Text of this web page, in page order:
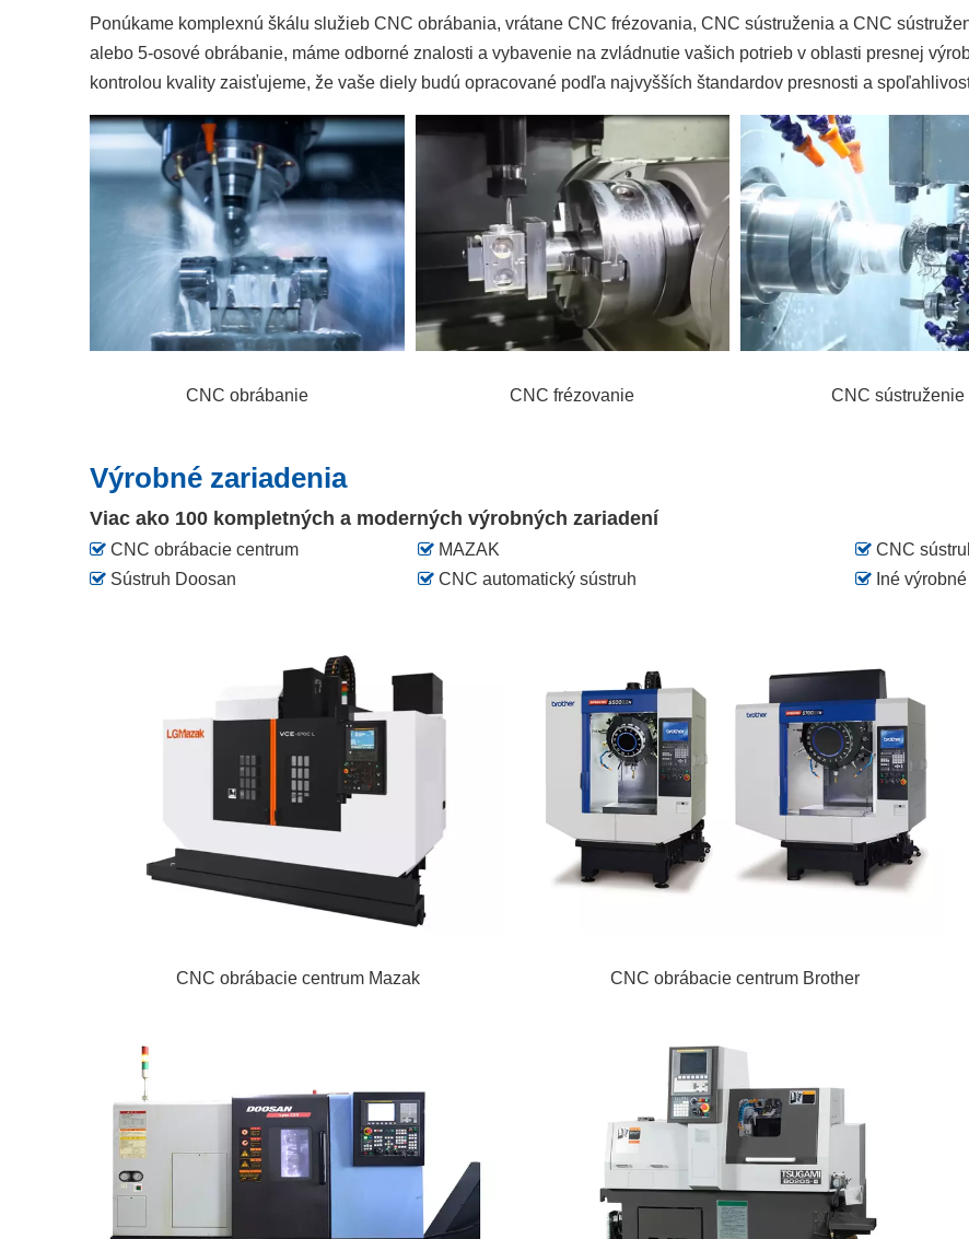
Ponúkame komplexnú škálu služieb CNC obrábania, vrátane CNC frézovania, CNC sústruženia a CNC
alebo 5-osové obrábanie, máme odborné znalosti a vybavenie na zvládnutie vašich potrieb v oblasti presnej
kontrolou kvality zaisťujeme, že vaše diely budú opracované podľa najvyšších štandardov presnosti a
CNC obrábanie CNC frézovanie CNC sústruženie
Výrobné zariadenia
Viac ako 100 kompletných a moderných výrobných zariadení
 CNC obrábacie centrum  MAZAK  CNC
 Sústruh Doosan  CNC automatický sústruh  Iné
CNC obrábacie centrum Mazak CNC obrábacie centrum Brother